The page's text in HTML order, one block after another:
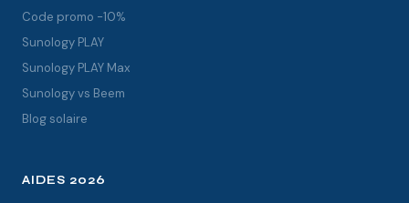
Code promo -10%
Sunology PLAY
Sunology PLAY Max
Sunology vs Beem
Blog solaire
AIDES 2026